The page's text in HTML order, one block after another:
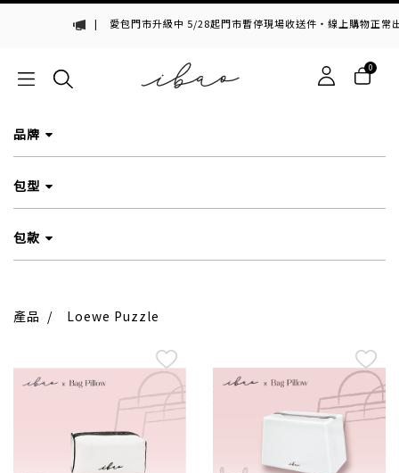
| 愛包門市升級中 5/28起門市暫停現場收送件・線上購物正常出
0
品牌
包型
包款
產品 / Loewe Puzzle